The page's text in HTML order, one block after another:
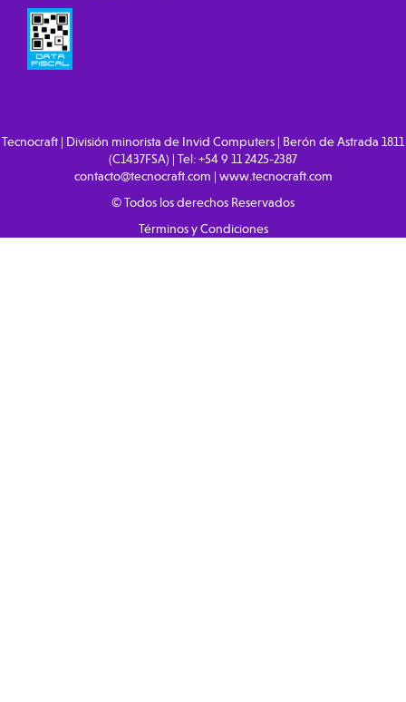
Tecnocraft | División minorista de Invid Computers | Berón de Astrada 1811
(C1437FSA) | Tel:+54 9 11 2425-2387
contacto@tecnocraft.com | www.tecnocraft.com
© Todos los derechos Reservados
Términos y Condiciones